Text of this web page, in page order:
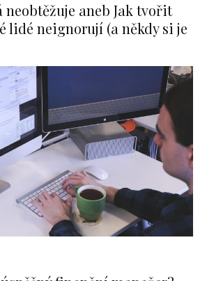
neobtěžuje aneb Jak tvořit
lidé neignorují (a někdy si je